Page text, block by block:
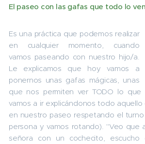
El paseo con las gafas que todo lo
Es una práctica que podemos realizar
en cualquier momento, cuando
vamos paseando con nuestro hijo/a.
Le explicamos que hoy vamos a
ponernos unas gafas mágicas, unas
que nos permiten ver TODO lo
vamos a ir explicándonos todo
en nuestro paseo respetando el turno
persona y vamos rotando). "Veo que
señora con un cochecito,